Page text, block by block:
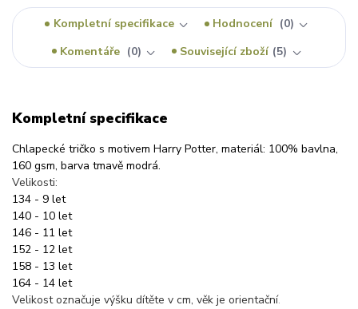
Kompletní specifikace Hodnocení
0
Komentáře
0 Související zboží 5
Kompletní specifikace
Chlapecké tričko s motivem Harry Potter, materiál: 100% bavlna,
160 gsm, barva tmavě modrá.
Velikosti:
134 - 9 let
140 - 10 let
146 - 11 let
152 - 12 let
158 - 13 let
164 - 14 let
Velikost označuje výšku dítěte v cm, věk je orientační.